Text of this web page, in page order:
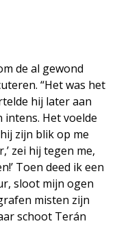
de al gewond
“Het was het
hij later aan
intens. Het voelde
zijn blik op me
zei hij tegen me,
Toen deed ik een
sloot mijn ogen
misten zijn
schoot Terán